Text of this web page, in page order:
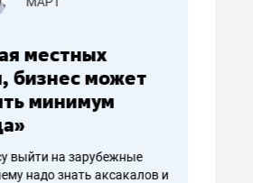
местных
бизнес может
минимум
выйти на зарубежные
надо знать аксакалов и